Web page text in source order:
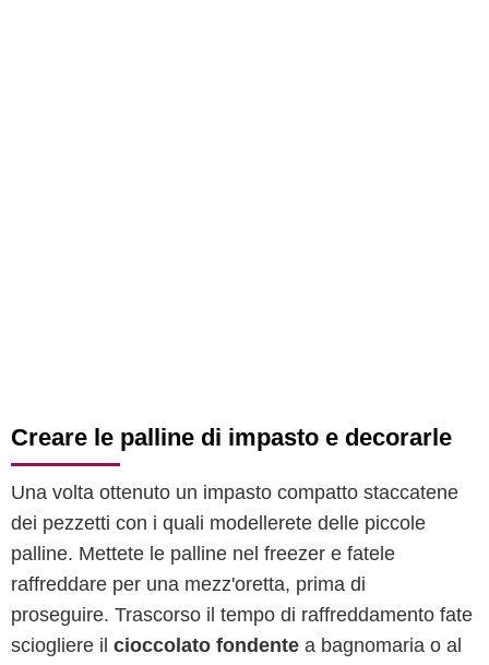
Creare le palline di impasto e decorarle
Una volta ottenuto un impasto compatto staccatene
dei pezzetti con i quali modellerete delle piccole
palline. Mettete le palline nel freezer e fatele
raffreddare per una mezz'oretta, prima di
proseguire. Trascorso il tempo di raffreddamento fate
sciogliere il cioccolato fondente a bagnomaria o al